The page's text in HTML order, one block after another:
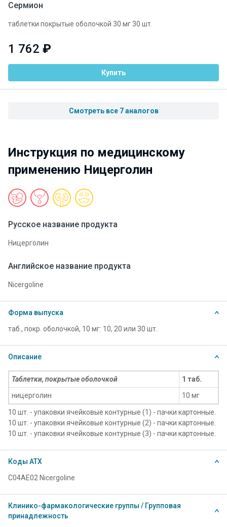
Сермион
таблетки покрытые оболочкой 30 мг 30 шт.
1 762 ₽
Купить
Смотреть все 7 аналогов
Инструкция по медицинскому
применению Ницерголин
Русское название продукта
Ницерголин
Английское название продукта
Nicergoline
Форма выпуска
таб., покр. оболочкой, 10 мг: 10, 20 или 30 шт.
Описание
Таблетки, покрытые оболочкой
1 таб.
ницерголин
10 мг
10 шт. - упаковки ячейковые контурные (1) - пачки картонные.
10 шт. - упаковки ячейковые контурные (2) - пачки картонные.
10 шт. - упаковки ячейковые контурные (3) - пачки картонные.
Коды АТХ
C04AE02 Nicergoline
Клинико-фармакологические группы / Групповая
принадлежность